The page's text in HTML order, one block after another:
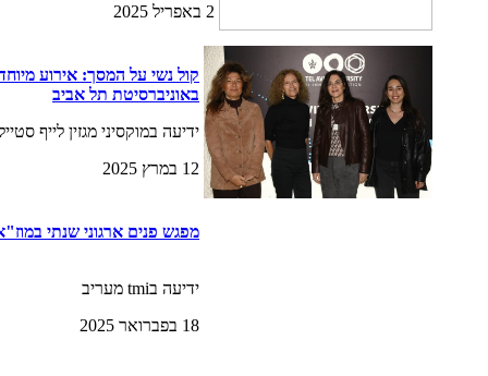
2 באפריל 2025
קול נשי על המסך: אירוע
באוניברסיטת תל אביב
ידיעה במוקסיני מגזין לייף
12 במרץ 2025
מפגש פנים ארגוני שנתי במוז"א-
ידיעה בtmi מעריב
18 בפברואר 2025